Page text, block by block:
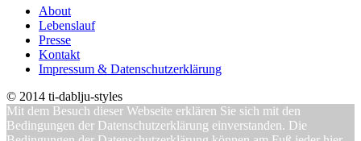
About
Lebenslauf
Presse
Kontakt
Impressum & Datenschutzerklärung
© 2014 ti-dablju-styles
Mit dem Besuch dieser Webseite erklären Sie sich mit den
Bedingungen der Datenschutzerklärung einverstanden. Die